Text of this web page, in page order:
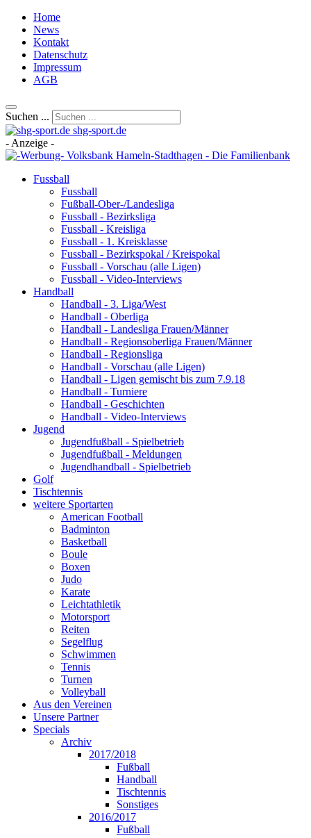
Home
News
Kontakt
Datenschutz
Impressum
AGB
Suchen ...
shg-sport.de
- Anzeige -
Fussball
Fussball
Fußball-Ober-/Landesliga
Fussball - Bezirksliga
Fussball - Kreisliga
Fussball - 1. Kreisklasse
Fussball - Bezirkspokal / Kreispokal
Fussball - Vorschau (alle Ligen)
Fussball - Video-Interviews
Handball
Handball - 3. Liga/West
Handball - Oberliga
Handball - Landesliga Frauen/Männer
Handball - Regionsoberliga Frauen/Männer
Handball - Regionsliga
Handball - Vorschau (alle Ligen)
Handball - Ligen gemischt bis zum 7.9.18
Handball - Turniere
Handball - Geschichten
Handball - Video-Interviews
Jugend
Jugendfußball - Spielbetrieb
Jugendfußball - Meldungen
Jugendhandball - Spielbetrieb
Golf
Tischtennis
weitere Sportarten
American Football
Badminton
Basketball
Boule
Boxen
Judo
Karate
Leichtathletik
Motorsport
Reiten
Segelflug
Schwimmen
Tennis
Turnen
Volleyball
Aus den Vereinen
Unsere Partner
Specials
Archiv
2017/2018
Fußball
Handball
Tischtennis
Sonstiges
2016/2017
Fußball